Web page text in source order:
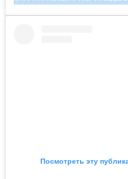
Посмотреть эту